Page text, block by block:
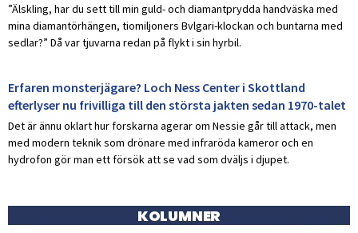
”Älskling, har du sett till min guld- och diamantprydda handväska med
mina diamantörhängen, tiomiljoners Bvlgari-klockan och buntarna med
sedlar?” Då var tjuvarna redan på flykt i sin hyrbil.
Erfaren monsterjägare? Loch Ness Center i Skottland
efterlyser nu frivilliga till den största jakten sedan 1970-talet
Det är ännu oklart hur forskarna agerar om Nessie går till attack, men
med modern teknik som drönare med infraröda kameror och en
hydrofon gör man ett försök att se vad som dväljs i djupet.
KOLUMNER